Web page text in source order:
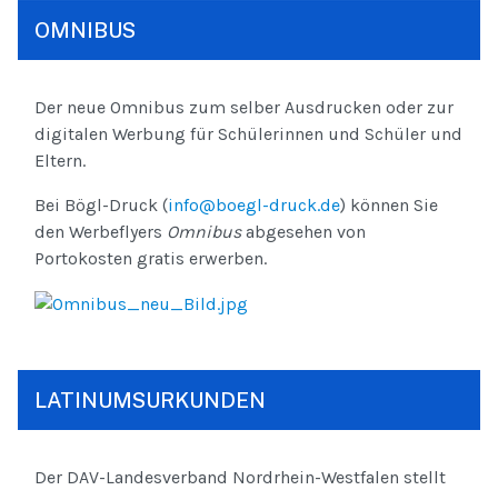
OMNIBUS
Der neue Omnibus zum selber Ausdrucken oder zur
digitalen Werbung für Schülerinnen und Schüler und
Eltern.
Bei Bögl-Druck (info@boegl-druck.de) können Sie
den Werbeflyers Omnibusabgesehen von
Portokosten gratis erwerben.
LATINUMSURKUNDEN
Der DAV-Landesverband Nordrhein-Westfalen stellt